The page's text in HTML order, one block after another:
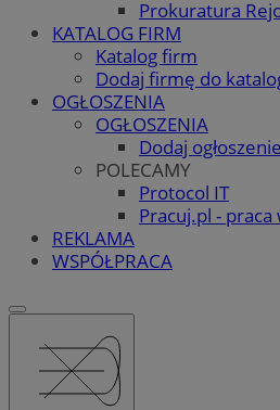
Prokuratura
KATALOG FIRM
Katalog firm
Dodaj firmę do
OGŁOSZENIA
OGŁOSZENIA
Dodaj ogłoszenie
POLECAMY
Protocol IT
Pracuj.pl - praca
REKLAMA
WSPÓŁPRACA